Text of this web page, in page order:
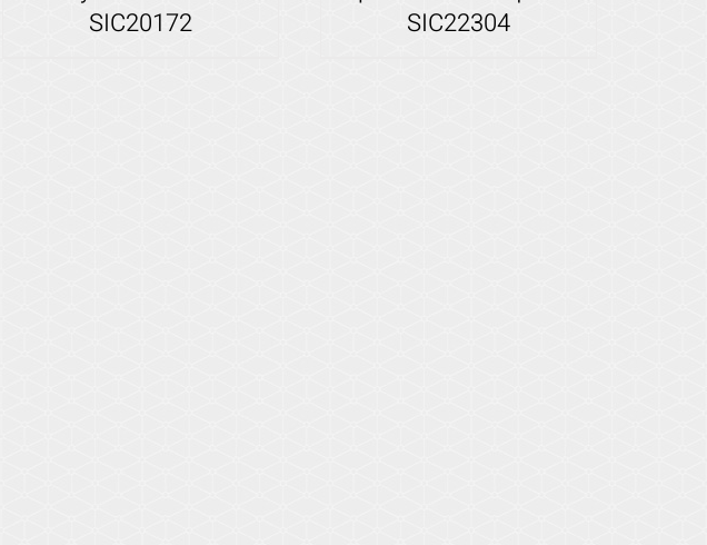
SIC20172
SIC22304